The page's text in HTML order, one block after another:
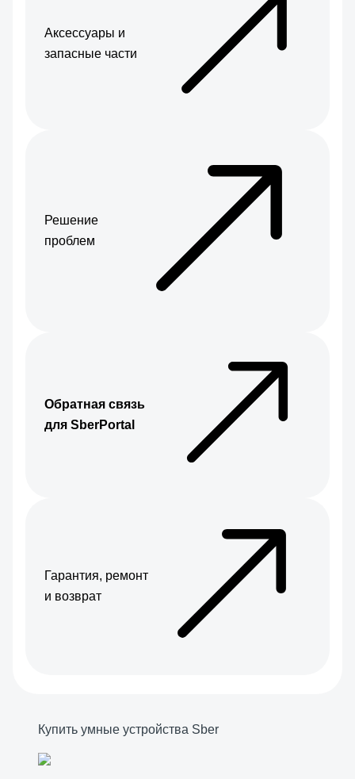
Аксессуары и
запасные части
Решение
проблем
Обратная связь
для SberPortal
Гарантия, ремонт
и возврат
Купить умные устройства Sber